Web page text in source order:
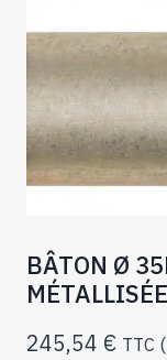
BÂTON Ø
245,54 € TTC (